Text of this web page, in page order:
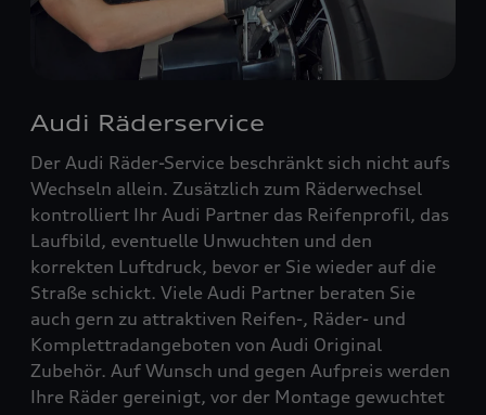
Audi Räderservice
Der Audi Räder-Service beschränkt sich nicht aufs
Wechseln allein. Zusätzlich zum Räderwechsel
kontrolliert Ihr Audi Partner das Reifenprofil, das
Laufbild, eventuelle Unwuchten und den
korrekten Luftdruck, bevor er Sie wieder auf die
Straße schickt. Viele Audi Partner beraten Sie
auch gern zu attraktiven Reifen-, Räder- und
Komplettradangeboten von Audi Original
Zubehör. Auf Wunsch und gegen Aufpreis werden
Ihre Räder gereinigt, vor der Montage gewuchtet